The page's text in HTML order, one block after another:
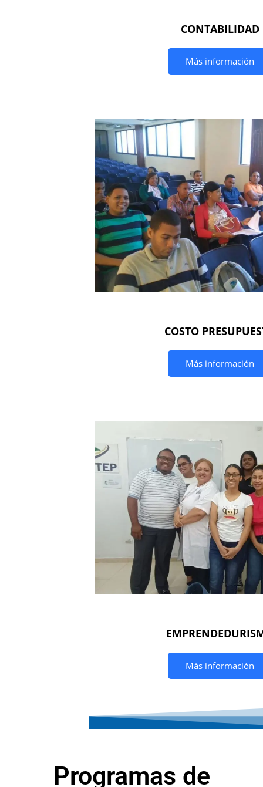
CONTABILIDAD
Más información
COSTO
Más información
Más información
Programas de